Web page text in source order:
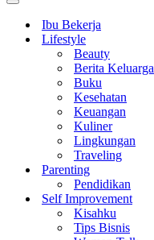
Menu
NavigasiIbu Bekerja
Lifestyle
Beauty
Berita Keluarga
Buku
Kesehatan
Keuangan
Kuliner
Lingkungan
Traveling
Parenting
Pendidikan
Self Improvement
Kisahku
Tips Bisnis